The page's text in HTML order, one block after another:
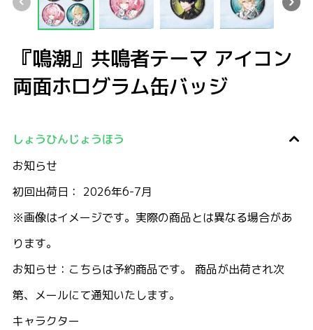
『鳴潮』共鳴者テーマ アイコン
両面ホログラム缶バッジ
しょうひんじょうほう
お知らせ
初回出荷日： 2026年6-7月
※画像はイメージです。実際の商品とは異なる場合があ
ります。
お知らせ：こちらは予約商品です。 商品が出荷され次
第、メールにて通知いたします。
キャラクター